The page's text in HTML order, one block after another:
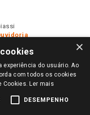
×
experiência do usuário. Ao
com todos os cookies
Cookies. Ler mais
DESEMPENHO